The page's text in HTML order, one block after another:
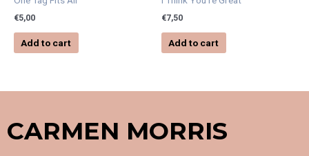
€5,00
Add to cart
€7,50
Add to cart
CARMEN MORRIS